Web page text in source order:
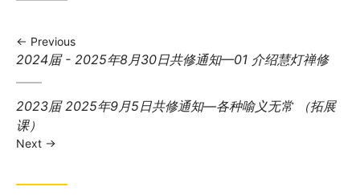
Previous
Previous
2024届 - 2025年8月30日共修通知—01 介绍慧灯禅修
Next
post:
2023届 2025年9月5日共修通知—各种喻义无常 （拓展
课）
Next